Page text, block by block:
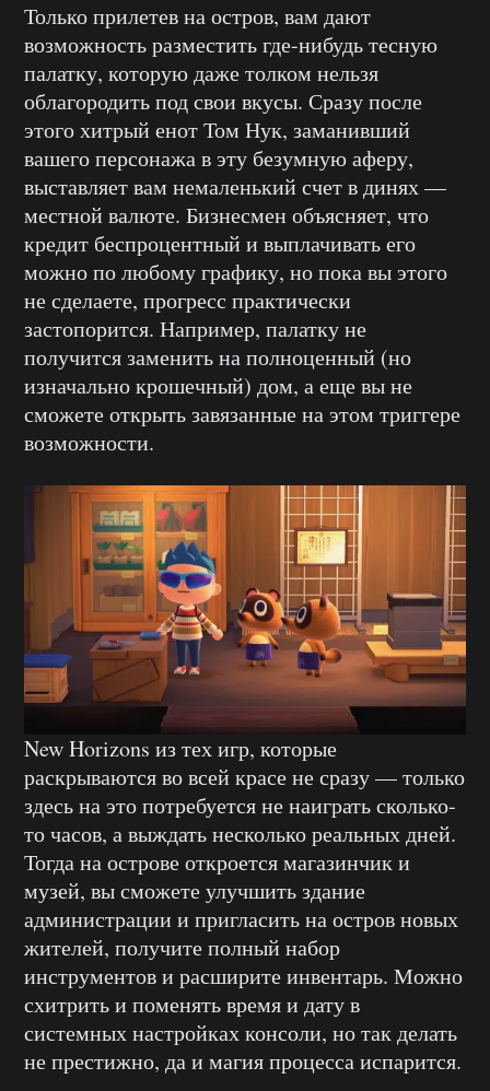
Только прилетев на остров, вам дают
возможность разместить где-нибудь тесную
палатку, которую даже толком нельзя
облагородить под свои вкусы. Сразу после
этого хитрый енот Том Нук, заманивший
вашего персонажа в эту безумную аферу,
выставляет вам немаленький счет в динях —
местной валюте. Бизнесмен объясняет, что
кредит беспроцентный и выплачивать его
можно по любому графику, но пока вы этого
не сделаете, прогресс практически
застопорится. Например, палатку не
получится заменить на полноценный (но
изначально крошечный) дом, а еще вы не
сможете открыть завязанные на этом триггере
возможности.
New Horizons из тех игр, которые
раскрываются во всей красе не сразу — только
здесь на это потребуется не наиграть сколько-
то часов, а выждать несколько реальных дней.
Тогда на острове откроется магазинчик и
музей, вы сможете улучшить здание
администрации и пригласить на остров новых
жителей, получите полный набор
инструментов и расширите инвентарь. Можно
схитрить и поменять время и дату в
системных настройках консоли, но так делать
не престижно, да и магия процесса испарится.